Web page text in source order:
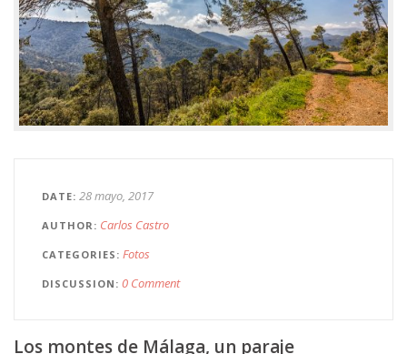
DATE 28 mayo, 2017
AUTHOR Carlos Castro
CATEGORIES Fotos
DISCUSSION 0 Comment
Los montes de Málaga, un paraje